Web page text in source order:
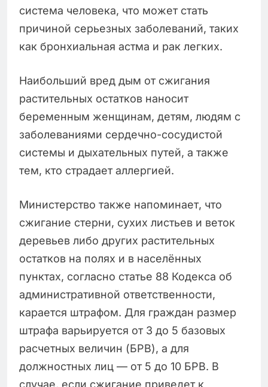
система человека, что может стать
причиной серьезных заболеваний, таких
как бронхиальная астма и рак легких.
Наибольший вред дым от сжигания
растительных остатков наносит
беременным женщинам, детям, людям с
заболеваниями сердечно-сосудистой
системы и дыхательных путей, а также
тем, кто страдает аллергией.
Министерство также напоминает, что
сжигание стерни, сухих листьев и веток
деревьев либо других растительных
остатков на полях и в населённых
пунктах, согласно статье 88 Кодекса об
административной ответственности,
карается штрафом. Для граждан размер
штрафа варьируется от 3 до 5 базовых
расчетных величин (БРВ), а для
должностных лиц — от 5 до 10 БРВ. В
случае, если сжигание приведет к